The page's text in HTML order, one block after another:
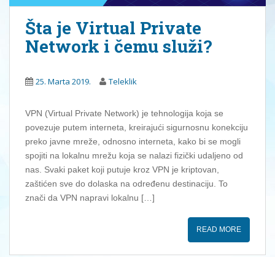
Šta je Virtual Private
Network i čemu služi?
25. Marta 2019. Teleklik
VPN (Virtual Private Network) je tehnologija koja se
povezuje putem interneta, kreirajući sigurnosnu konekciju
preko javne mreže, odnosno interneta, kako bi se mogli
spojiti na lokalnu mrežu koja se nalazi fizički udaljeno od
nas. Svaki paket koji putuje kroz VPN je kriptovan,
zaštićen sve do dolaska na određenu destinaciju. To
znači da VPN napravi lokalnu […]
READ MORE